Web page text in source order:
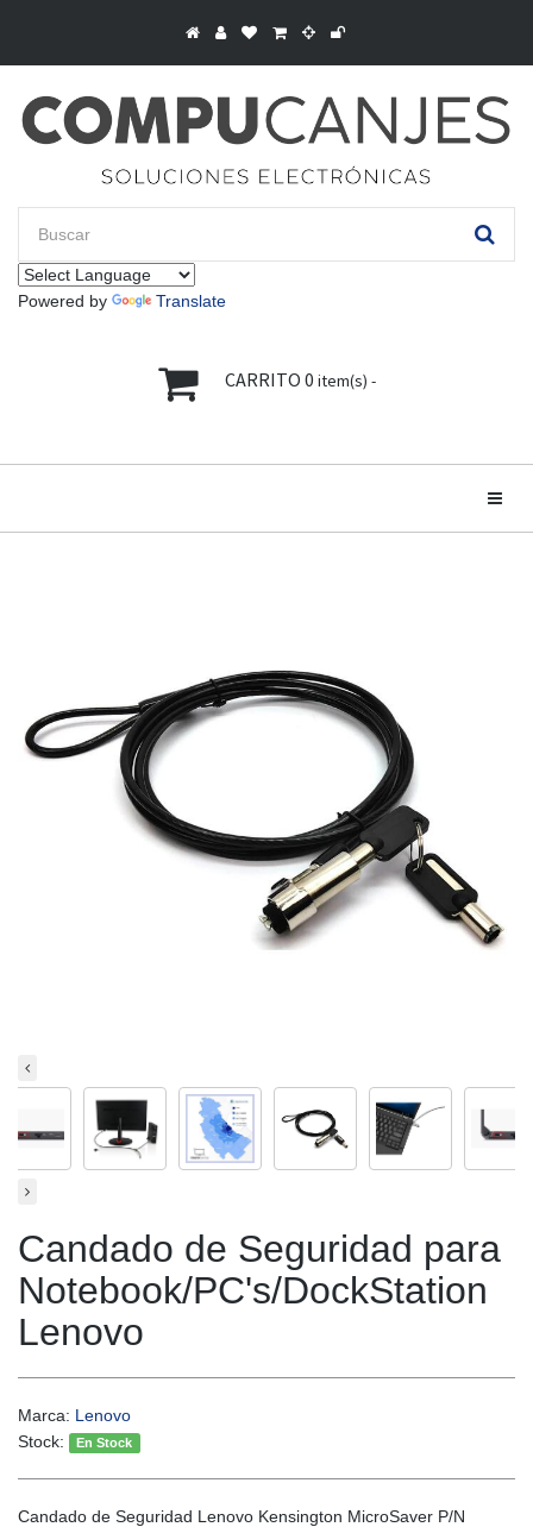
Powered by Translate
CARRITO 0 item(s) -
Candado de Seguridad para
Notebook/PC's/DockStation
Lenovo
Marca: Lenovo
Stock:
En Stock
Candado de Seguridad Lenovo Kensington MicroSaver P/N